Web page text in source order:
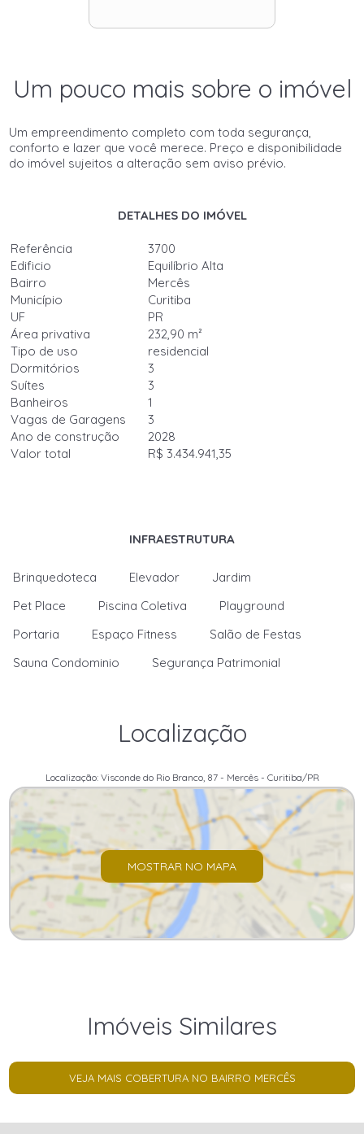
Um pouco mais sobre o imóvel
Um empreendimento completo com toda segurança,
conforto e lazer que você merece. Preço e disponibilidade
do imóvel sujeitos a alteração sem aviso prévio.
DETALHES DO IMÓVEL
Referência
3700
Edificio
Equilíbrio Alta
Bairro
Mercês
Município
Curitiba
UF
PR
Área privativa
232,90 m²
Tipo de uso
residencial
Dormitórios
3
Suítes
3
Banheiros
1
Vagas de Garagens
3
Ano de construção
2028
Valor total
R$ 3.434.941,35
INFRAESTRUTURA
Brinquedoteca Elevador
Jardim
Pet Place
Piscina Coletiva
Playground
Portaria
Espaço Fitness
Salão de Festas
Sauna Condominio
Segurança Patrimonial
Localização
Localização: Visconde do Rio Branco, 87 - Mercês - Curitiba/PR
MOSTRAR NO MAPA
Imóveis Similares
VEJA MAIS COBERTURA NO BAIRRO MERCÊS